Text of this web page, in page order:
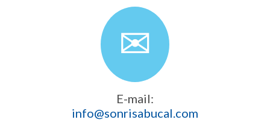
E-mail:
info@sonrisabucal.com